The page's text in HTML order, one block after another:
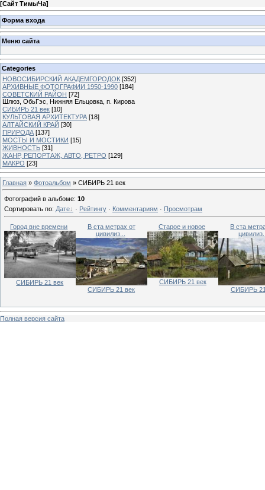
[Сайт ТимыЧа]
Форма входа
Меню сайта
Categories
НОВОСИБИРСКИЙ АКАДЕМГОРОДОК [352]
АРХИВНЫЕ ФОТОГРАФИИ 1950-1990 [184]
СОВЕТСКИЙ РАЙОН [72]
Шлюз, ОбьГэс, Нижняя Ельцовка, п. Кирова
СИБИРЬ 21 век [10]
КУЛЬТОВАЯ АРХИТЕКТУРА [18]
АЛТАЙСКИЙ КРАЙ [30]
ПРИРОДА [137]
МОСТЫ И МОСТИКИ [15]
ЖИВНОСТЬ [31]
ЖАНР, РЕПОРТАЖ, АВТО, РЕТРО [129]
МАКРО [23]
Главная » Фотоальбом » СИБИРЬ 21 век
Фотографий в альбоме: 10
Сортировать по: Дате · Рейтингу · Комментариям · Просмотрам
Город вне времени
СИБИРЬ 21 век
В ста метрах от
цивилиз...
СИБИРЬ 21 век
Старое и новое
СИБИРЬ 21 век
В ста
СИБИРЬ
Полная версия сайта